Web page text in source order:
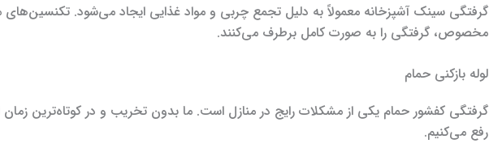
گرفتگی سینک آشپزخانه معمولاً به دلیل تجمع چربی و مواد غذایی ایجاد می‌شود. تکنسین‌های
مخصوص، گرفتگی را به صورت کامل برطرف می‌کنند.
لوله بازکنی حمام
گرفتگی کفشور حمام یکی از مشکلات رایج در منازل است. ما بدون تخریب و در کوتاه‌ترین
رفع می‌کنیم.